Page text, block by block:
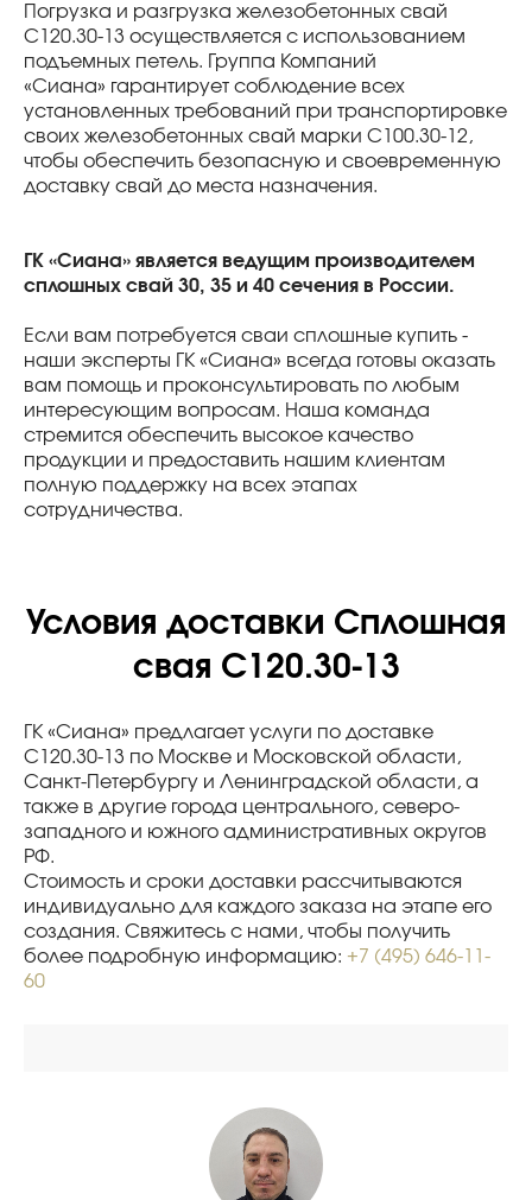
Погрузка и разгрузка железобетонных свай
С120.30-13 осуществляется с использованием
подъемных петель. Группа Компаний
«Сиана» гарантирует соблюдение всех
установленных требований при транспортировке
своих железобетонных свай марки С100.30-12,
чтобы обеспечить безопасную и своевременную
доставку свай до места назначения.
ГК «Сиана» является ведущим производителем
сплошных свай 30, 35 и 40 сечения в России.
Если вам потребуется сваи сплошные купить -
наши эксперты ГК «Сиана» всегда готовы оказать
вам помощь и проконсультировать по любым
интересующим вопросам. Наша команда
стремится обеспечить высокое качество
продукции и предоставить нашим клиентам
полную поддержку на всех этапах
сотрудничества.
Условия доставки Сплошная
свая С120.30-13
ГК «Сиана» предлагает услуги по доставке
С120.30-13 по Москве и Московской области,
Санкт-Петербургу и Ленинградской области, а
также в другие города центрального, северо-
западного и южного административных округов
РФ.
Стоимость и сроки доставки рассчитываются
индивидуально для каждого заказа на этапе его
создания. Свяжитесь с нами, чтобы получить
более подробную информацию: +7 (495) 646-11-
60